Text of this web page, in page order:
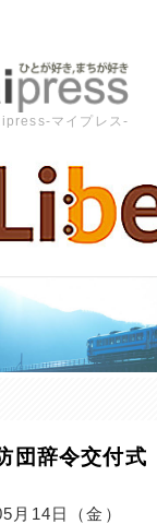
マイプレス-
> 地域ニュース >
団辞令交付式
月14日（金）